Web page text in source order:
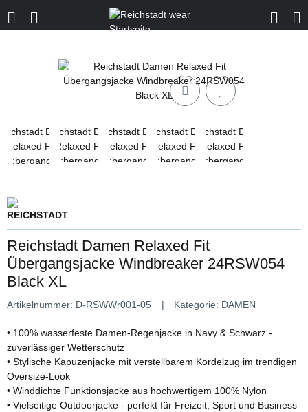
Reichstadt Damen Relaxed Fit
Übergangsjacke Windbreaker 24RSW054
Black XL
Artikelnummer: D-RSWWr001-05 Kategorie: DAMEN
• 100% wasserfeste Damen-Regenjacke in Navy & Schwarz -
zuverlässiger Wetterschutz
• Stylische Kapuzenjacke mit verstellbarem Kordelzug im trendigen
Oversize-Look
• Winddichte Funktionsjacke aus hochwertigem 100% Nylon
• Vielseitige Outdoorjacke - perfekt für Freizeit, Sport und Business